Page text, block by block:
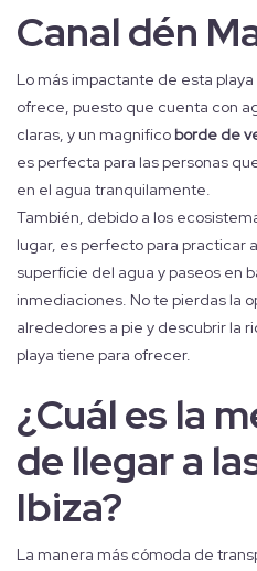
Canal d´en
Lo más impactante de esta
ofrece, puesto que cuenta con
claras, y un magnifico borde de
es perfecta para las personas
en el agua tranquilamente.
También, debido a los
lugar, es perfecto para practicar
superficie del agua y paseos en
inmediaciones. No te pierdas la
alrededores a pie y descubrir la
playa tiene para ofrecer.
¿Cuál es la
de llegar a
Ibiza?
La manera más cómoda de